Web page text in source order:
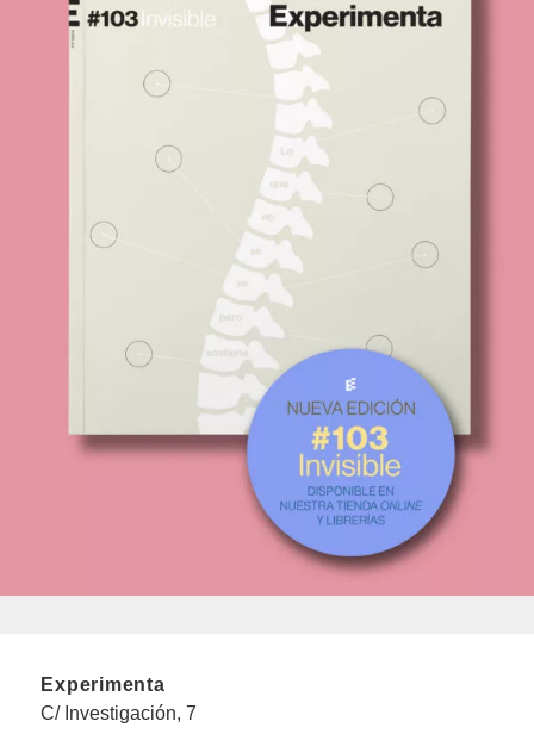
Experimenta
C/ Investigación, 7